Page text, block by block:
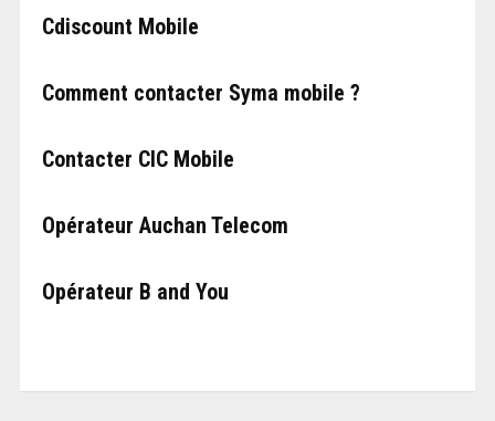
Cdiscount Mobile
Comment contacter Syma mobile ?
Contacter CIC Mobile
Opérateur Auchan Telecom
Opérateur B and You